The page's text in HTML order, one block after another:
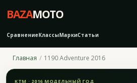
BAZAMOTO
СравнениеКлассыМаркиСтатьи
Главная 1190 Adventure 2016
KTM · 2016 МОДЕЛЬНЫЙ ГОД